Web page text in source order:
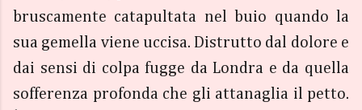
bruscamente catapultata nel buio quando la
sua gemella viene uccisa. Distrutto dal dolore e
dai sensi di colpa fugge da Londra e da quella
sofferenza profonda che gli attanaglia il petto.